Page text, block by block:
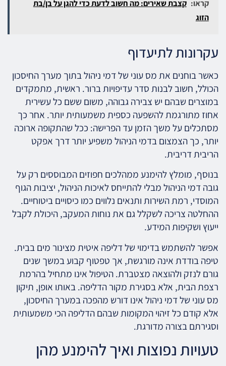
קראו: קצבת שאירים: מה חשוב לדעת כדי להגן על בן/בת
הזוג
עקרונות לתיעדוף
כאשר בוחנים את מס עוני של דמי ניהול בתוך מערך החיסכון
הכולל, חשוב לבנות סדר עדיפויות ברור. ראשית, מתמקדים
במוצרים שבהם יש צבירה גבוהה, משום ששם כל עשירית
אחוז מתורגמת להשפעה כספית משמעותית יותר. אחר כך
מסתכלים על משך הזמן עד הפרישה: ככל שהתקופה ארוכה
יותר, כך הצמצום בדמי הניהול משפיע יותר דרך אפקט
הריבית דריבית.
בנוסף, מומלץ להימנע ממהלכים חפוזים המבוססים רק על
גובה דמי הניהול מבלי להתייחס לאיכות הניהול, יציבות הגוף
המוסדי, רמת השירות ותנאים נלווים כמו כיסויים ביטוחיים.
ההחלטה צריכה לשקלל גם את נוחות המעקב, היכולת לקבל
ייעוץ ושקיפות המידע.
אפשר להשתמש בדימוי של דליפה איטית מצינור מים בבית.
טיפה בודדת אינה מורגשת, אך טפטוף קבוע במשך שנים
גורם לנזק ולהוצאה מצטברת. הטיפול אינו מתחיל בהרמת
רצפת הבית, אלא בסגירת מקור הדליפה. באותו אופן, תיקון
מס עוני של דמי ניהול אינו דורש מהפכה במערך החיסכון,
אלא קודם כל זיהוי המקומות שבהם הדליפה הכי משמעותית
וסגירתם בצורה מדורגת.
טעויות נפוצות ואיך להימנע מהן